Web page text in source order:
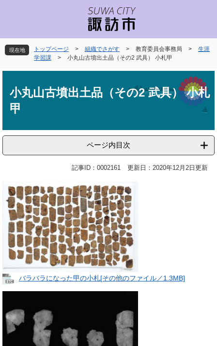
先
頭
を
飛
現在地 トップページ > 組織でさがす > 教育委員会事務局 >
生涯
学習課
> 小丸山古墳出土品（その2 武具） 小札甲
小丸山古墳出土品（その2 武具） 小札
甲
ページ内目次
記事ID：0002161 更新日：2020年12月2日更新
バラバラになった甲の小札[その他のファイル／1.3MB]